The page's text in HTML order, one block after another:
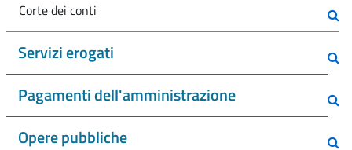
Corte dei conti
Servizi erogati
Pagamenti dell'amministrazione
Opere pubbliche